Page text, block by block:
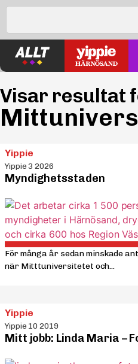
Visar resultat
Yippie
Yippie 3 2026
Myndighetsstaden
För många år sedan minskade
när Mitttuniversitetet och...
Yippie
Yippie 10 2019
Mitt jobb: Linda Maria –